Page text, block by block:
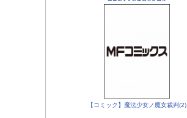
【コミック】魔法少女ノ魔女裁判(2)